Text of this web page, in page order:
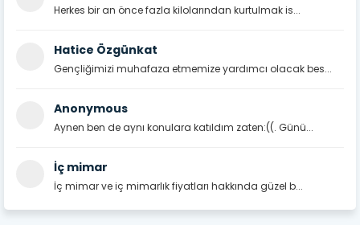
Herkes bir an önce fazla kilolarından kurtulmak is...
Hatice Özgünkat
Gençliğimizi muhafaza etmemize yardımcı olacak bes...
Anonymous
Aynen ben de aynı konulara katıldım zaten:((. Günü...
İç mimar
İç mimar ve iç mimarlık fiyatları hakkında güzel b...